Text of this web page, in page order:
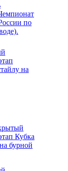
по
Кубка
бурной